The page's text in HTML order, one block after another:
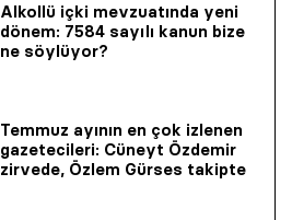
Alkollü içki mevzuatında yeni
dönem: 7584 sayılı kanun bize
ne söylüyor?
Temmuz ayının en çok izlenen
gazetecileri: Cüneyt Özdemir
zirvede, Özlem Gürses takipte